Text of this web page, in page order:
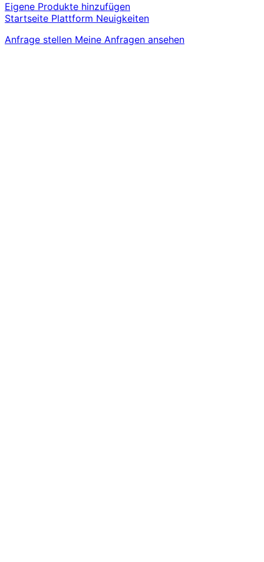
Eigene Produkte hinzufügen
Startseite Plattform Neuigkeiten
Anfrage stellen Meine Anfragen ansehen